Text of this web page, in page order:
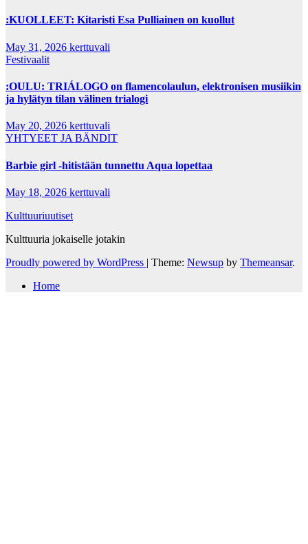
:KUOLLEET: Kitaristi Esa Pulliainen on kuollut
May 31, 2026 kerttuvali
Festivaalit
:OULU: TRIÁLOGO on flamencolaulun, elektronisen musiikin
ja hylätyn tilan välinen trialogi
May 20, 2026 kerttuvali
YHTYEET JA BÄNDIT
Barbie girl -hitistään tunnettu Aqua lopettaa
May 18, 2026 kerttuvali
Kulttuuriuutiset
Kulttuuria jokaiselle jotakin
Proudly powered by WordPress | Theme: Newsup by Themeansar.
Home